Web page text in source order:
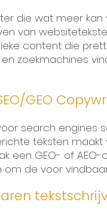
die wat meer
van
content die
zoekmachines
GEO
search engines
teksten maakt
een GEO- of
om de voor